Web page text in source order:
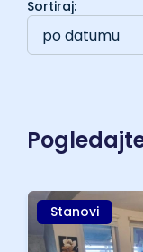
Sortiraj:
po datumu
Stanovi